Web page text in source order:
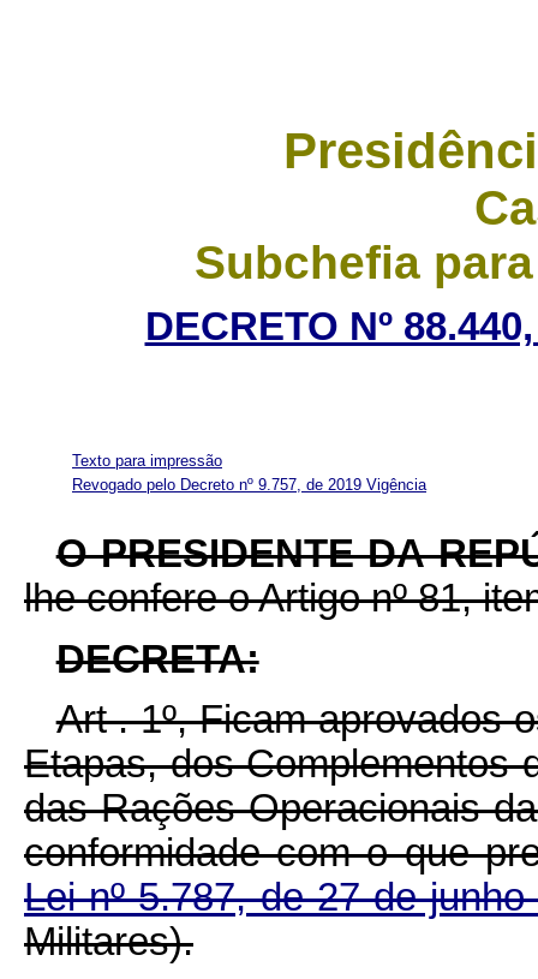
Subchefia
DECRETO Nº
Texto para impressão
Revogado pelo Decreto nº 9.757, de 2019 Vigência
O PRESIDENTE DA
lhe confere o Artigo nº 81,
DECRETA:
Art . 1º, Ficam aprovados
Etapas, dos Complementos
das Rações Operacionais
conformidade com o que
Lei nº 5.787, de 27 de
Militares).